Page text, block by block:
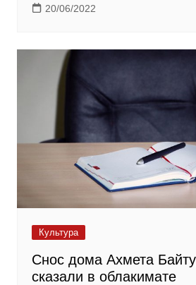
20/06/2022
Культура
Снос дома Ахмета
сказали в облакимате